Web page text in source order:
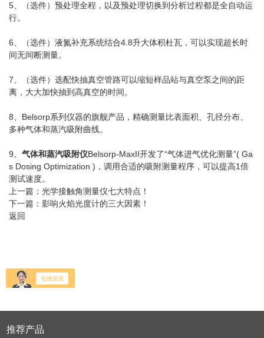
5、（选件）预处理全程，以及预处理切换到分析过程都是全自动运
行。
6、（选件）液氮补充系统结合4.8升大体积杜瓦，可以实现超长时
间无间断测量。
7、（选件）选配快抽真空管路可以缩短样品站与真空泵之间的距
离，大大加快抽到高真空的时间。
8、Belsorp系列仪器的旗舰产品，精确测量比表面积、孔径分布、
多种气体和蒸汽吸附曲线。
9、 气体和蒸汽吸附仪Belsorp-MaxII开发了“气体进气优化测量”( Ga
s Dosing Optimization )，调用合适的吸附测量程序，可以提高1倍
测试速度。
上一篇： 光学接触角测量仪七大特点！
下一篇： 影响火焰光度计的三大因素！
返回
推荐产品